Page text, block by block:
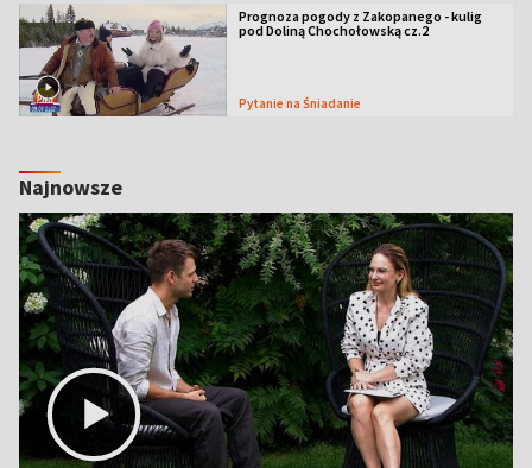
Prognoza pogody z Zakopanego - kulig
pod Doliną Chochołowską cz.2
Pytanie na Śniadanie
Najnowsze